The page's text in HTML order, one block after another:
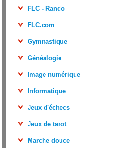
FLC - Rando
FLC.com
Gymnastique
Généalogie
Image numérique
Informatique
Jeux d'échecs
Jeux de tarot
Marche douce